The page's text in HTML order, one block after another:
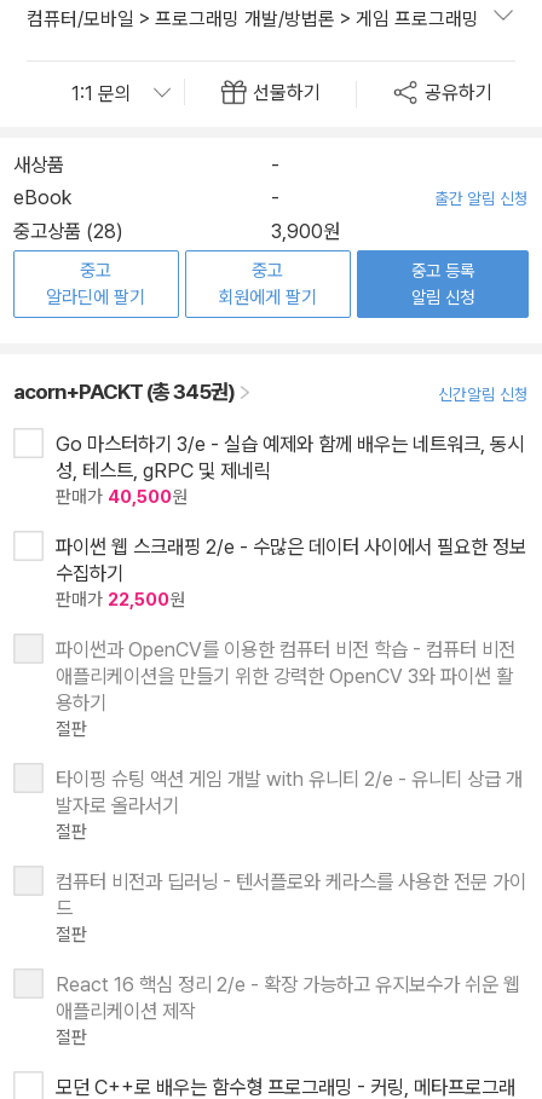
컴퓨터/모바일 > 프로그래밍 개발/방법론 > 게임 프로그래밍
선물하기 공유하기
새상품
-
eBook
- 출간 알림 신청
중고상품 (28) 3,900원
중고
알라딘에 팔기
중고
회원에게 팔기
중고 등록
알림 신청
acorn+PACKT (총 345권) 신간알림 신청
Go 마스터하기 3/e - 실습 예제와 함께 배우는 네트워크, 동시
성, 테스트, gRPC 및 제네릭
판매가 40,500원
파이썬 웹 스크래핑 2/e - 수많은 데이터 사이에서 필요한 정보
수집하기
판매가 22,500원
파이썬과 OpenCV를 이용한 컴퓨터 비전 학습 - 컴퓨터 비전
애플리케이션을 만들기 위한 강력한 OpenCV 3와 파이썬 활
용하기
절판
타이핑 슈팅 액션 게임 개발 with 유니티 2/e - 유니티 상급 개
발자로 올라서기
절판
컴퓨터 비전과 딥러닝 - 텐서플로와 케라스를 사용한 전문 가이
드
절판
React 16 핵심 정리 2/e - 확장 가능하고 유지보수가 쉬운 웹
애플리케이션 제작
절판
모던 C++로 배우는 함수형 프로그래밍 - 커링, 메타프로그래